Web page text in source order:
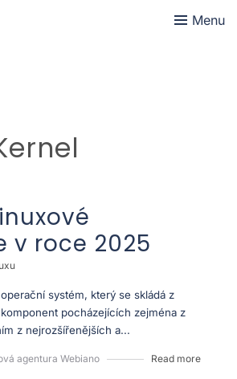
Menu
v roce 2025
systém, který se skládá z
pocházejících zejména z
z nejrozšířenějších a...
agentura Webiano Read more